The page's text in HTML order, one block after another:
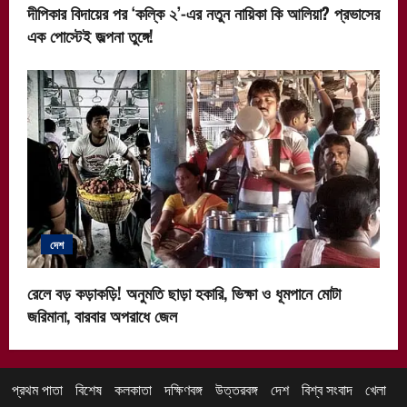
দীপিকার বিদায়ের পর ‘কল্কি ২’-এর নতুন নায়িকা কি আলিয়া? প্রভাসের
এক পোস্টেই জল্পনা তুঙ্গে!
দেশ
রেলে বড় কড়াকড়ি! অনুমতি ছাড়া হকারি, ভিক্ষা ও ধূমপানে মোটা
জরিমানা, বারবার অপরাধে জেল
প্রথম পাতা বিশেষ কলকাতা দক্ষিণবঙ্গ উত্তরবঙ্গ দেশ বিশ্ব সংবাদ খেলা